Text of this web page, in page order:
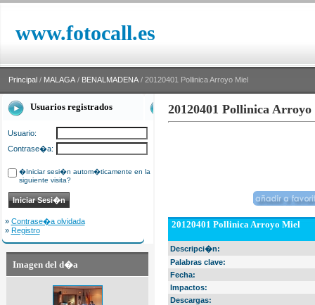
www.fotocall.es
Principal / MALAGA / BENALMADENA / 20120401 Pollinica Arroyo Miel
Usuarios registrados
Usuario:
Contrase�a:
�Iniciar sesi�n autom�ticamente en la
siguiente visita?
» Contrase�a olvidada
» Registro
Imagen del d�a
20120401 Pollinica
20120401 Pollinica Arroyo Miel
Descripci�n:
Palabras clave:
Fecha:
Impactos:
Descargas: